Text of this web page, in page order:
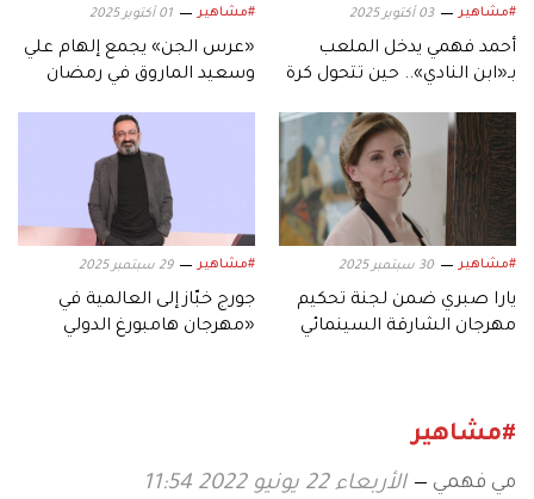
#مشاهير 03 أكتوبر 2025
أحمد فهمي يدخل الملعب
بـ«ابن النادي».. حين تتحول كرة
#مشاهير 01 أكتوبر 2025
«عرس الجن» يجمع إلهام علي
وسعيد الماروق في رمضان
#مشاهير 30 سبتمبر 2025
يارا صبري ضمن لجنة تحكيم
مهرجان الشارقة السينمائي
#مشاهير 29 سبتمبر 2025
جورج خبّاز إلى العالمية في
«مهرجان هامبورغ الدولي
#مشاهير
مي فهمي الأربعاء 22 يونيو 2022 11:54